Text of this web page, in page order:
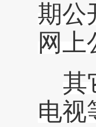
期公
网上
其
电视